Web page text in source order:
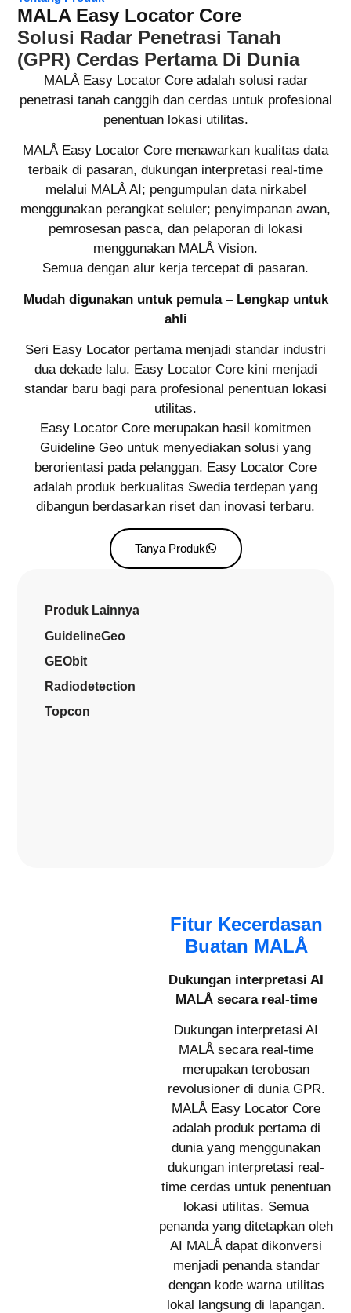
MALA Easy Locator Core
Solusi Radar Penetrasi Tanah
(GPR) Cerdas Pertama Di Dunia
MALÅ Easy Locator Core adalah solusi radar
penetrasi tanah canggih dan cerdas untuk profesional
penentuan lokasi utilitas.
MALÅ Easy Locator Core menawarkan kualitas data
terbaik di pasaran, dukungan interpretasi real-time
melalui MALÅ AI; pengumpulan data nirkabel
menggunakan perangkat seluler; penyimpanan awan,
pemrosesan pasca, dan pelaporan di lokasi
menggunakan MALÅ Vision.
Semua dengan alur kerja tercepat di pasaran.
Mudah digunakan untuk pemula – Lengkap untuk
ahli
Seri Easy Locator pertama menjadi standar industri
dua dekade lalu. Easy Locator Core kini menjadi
standar baru bagi para profesional penentuan lokasi
utilitas.
Easy Locator Core merupakan hasil komitmen
Guideline Geo untuk menyediakan solusi yang
berorientasi pada pelanggan. Easy Locator Core
adalah produk berkualitas Swedia terdepan yang
dibangun berdasarkan riset dan inovasi terbaru.
Tanya Produk
Produk Lainnya
GuidelineGeo
GEObit
Radiodetection
Topcon
Fitur Kecerdasan
Buatan MALÅ
Dukungan interpretasi AI
MALÅ secara real-time
Dukungan interpretasi AI
MALÅ secara real-time
merupakan terobosan
revolusioner di dunia GPR.
MALÅ Easy Locator Core
adalah produk pertama di
dunia yang menggunakan
dukungan interpretasi real-
time cerdas untuk penentuan
lokasi utilitas. Semua
penanda yang ditetapkan oleh
AI MALÅ dapat dikonversi
menjadi penanda standar
dengan kode warna utilitas
lokal langsung di lapangan.